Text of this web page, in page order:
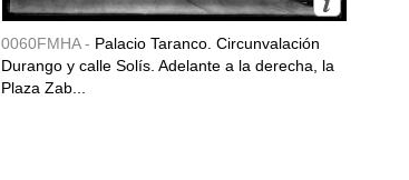
0060FMHA - Palacio Taranco. Circunvalación
Durango y calle Solís. Adelante a la derecha, la
Plaza Zab...